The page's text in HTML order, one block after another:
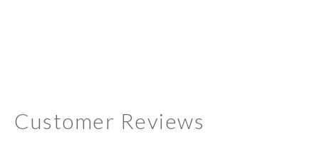
Customer Reviews